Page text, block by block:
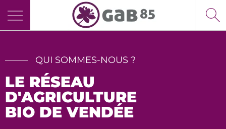
QUI SOMMES-NOUS ?
LE RÉSEAU
D'AGRICULTURE
BIO DE VENDÉE
Panneau de gestion des cookies